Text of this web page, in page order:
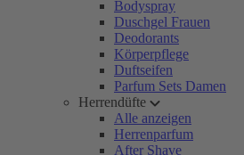
Bodyspray
Duschgel Frauen
Deodorants
Körperpflege
Duftseifen
Parfum Sets Damen
Herrendüfte
Alle anzeigen
Herrenparfum
After Shave